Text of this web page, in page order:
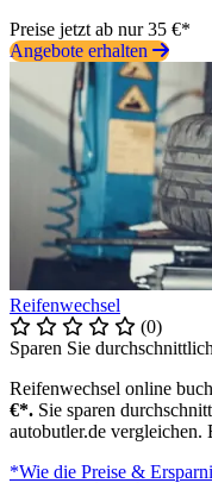
Preise jetzt ab nur 35 €*
Angebote erhalten
Reifenwechsel
(0)
Sparen Sie
Reifenwechsel online
€*. Sie sparen
autobutler.de vergleichen.
*Wie die Preise &